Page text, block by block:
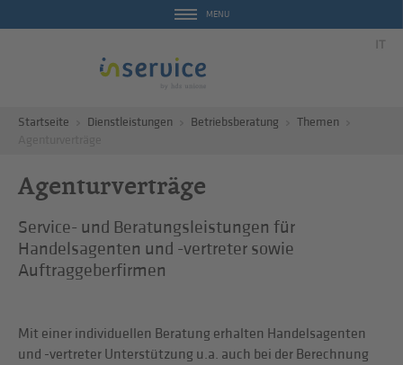
MENU
IT
Startseite Dienstleistungen Betriebsberatung
Themen
Agenturverträge
Service- und Beratungsleistungen für
Handelsagenten und -vertreter sowie
Auftraggeberfirmen
Mit einer individuellen Beratung erhalten Handelsagenten
und -vertreter Unterstützung u.a. auch bei der Berechnung